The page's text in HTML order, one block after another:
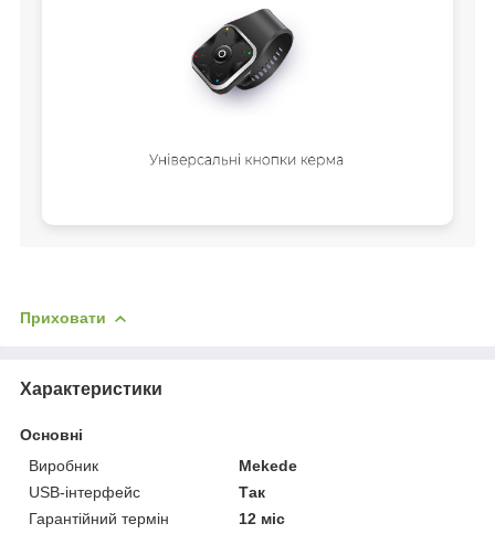
Приховати
Характеристики
Основні
Виробник
Mekede
USB-інтерфейс
Так
Гарантійний термін
12 міс